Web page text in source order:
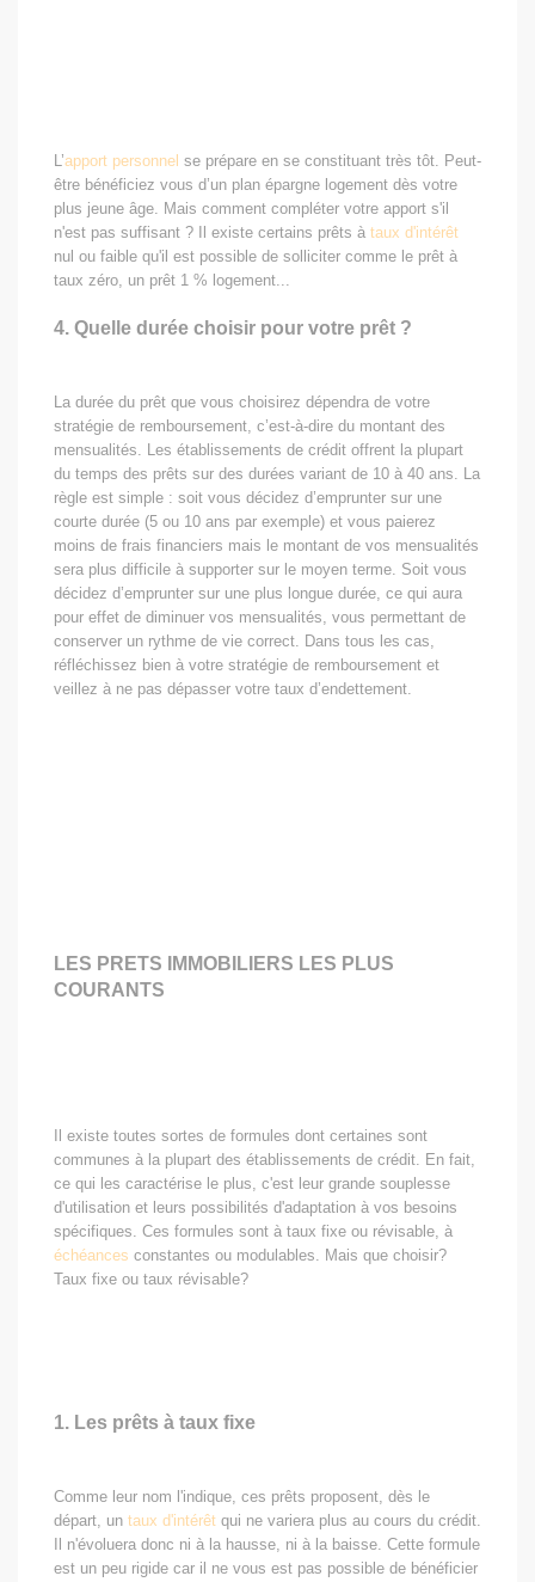
L’apport personnel se prépare en se constituant très tôt. Peut-
être bénéficiez vous d’un plan épargne logement dès votre
plus jeune âge. Mais comment compléter votre apport s'il
n'est pas suffisant ? Il existe certains prêts à taux d'intérêt
nul ou faible qu'il est possible de solliciter comme le prêt à
taux zéro, un prêt 1 % logement...
4. Quelle durée choisir pour votre prêt ?
La durée du prêt que vous choisirez dépendra de votre
stratégie de remboursement, c’est-à-dire du montant des
mensualités. Les établissements de crédit offrent la plupart
du temps des prêts sur des durées variant de 10 à 40 ans. La
règle est simple : soit vous décidez d’emprunter sur une
courte durée (5 ou 10 ans par exemple) et vous paierez
moins de frais financiers mais le montant de vos mensualités
sera plus difficile à supporter sur le moyen terme. Soit vous
décidez d’emprunter sur une plus longue durée, ce qui aura
pour effet de diminuer vos mensualités, vous permettant de
conserver un rythme de vie correct. Dans tous les cas,
réfléchissez bien à votre stratégie de remboursement et
veillez à ne pas dépasser votre taux d’endettement.
LES PRETS IMMOBILIERS LES PLUS
COURANTS
Il existe toutes sortes de formules dont certaines sont
communes à la plupart des établissements de crédit. En fait,
ce qui les caractérise le plus, c'est leur grande souplesse
d'utilisation et leurs possibilités d'adaptation à vos besoins
spécifiques. Ces formules sont à taux fixe ou révisable, à
échéances constantes ou modulables. Mais que choisir?
Taux fixe ou taux révisable?
1. Les prêts à taux fixe
Comme leur nom l'indique, ces prêts proposent, dès le
départ, un taux d'intérêt qui ne variera plus au cours du crédit.
Il n'évoluera donc ni à la hausse, ni à la baisse. Cette formule
est un peu rigide car il ne vous est pas possible de bénéficier